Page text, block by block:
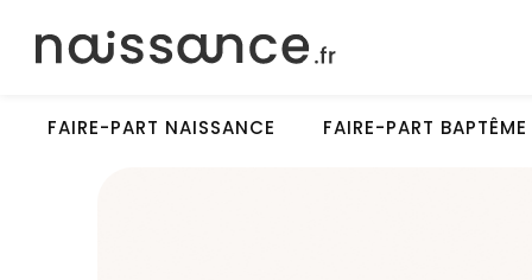
FAIRE-PART NAISSANCE FAIRE-PART BAPTÊME